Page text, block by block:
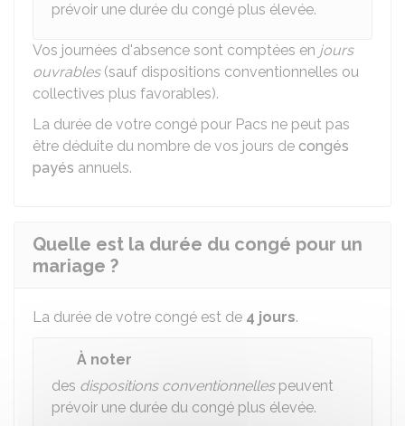
prévoir une durée du congé plus élevée.
Vos journées d'absence sont comptées en jours
ouvrables(sauf dispositions conventionnelles ou
collectives plus favorables).
La durée de votre congé pour Pacs ne peut pas
être déduite du nombre de vos jours de congés
payés annuels.
Quelle est la durée du congé pour un
mariage ?
La durée de votre congé est de 4 jours.
À noter
des dispositions conventionnellespeuvent
prévoir une durée du congé plus élevée.